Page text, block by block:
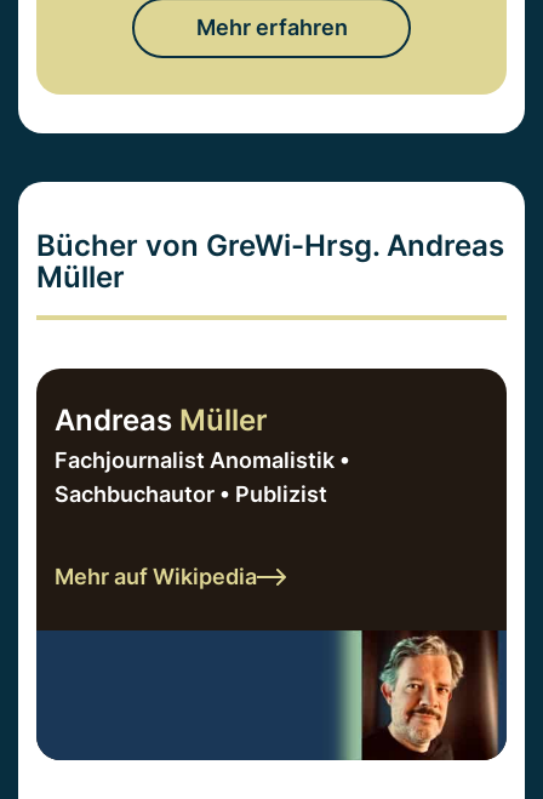
Mehr erfahren
Bücher von GreWi-Hrsg. Andreas
Müller
Andreas Müller
Fachjournalist Anomalistik •
Sachbuchautor • Publizist
Mehr auf Wikipedia